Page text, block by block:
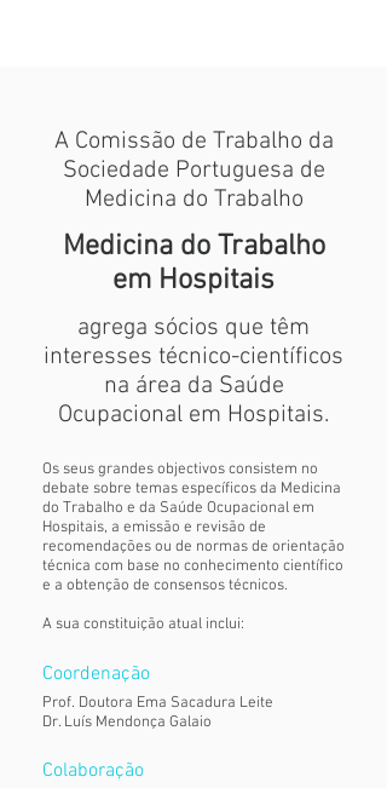
A Comissão de Trabalho da
Sociedade Portuguesa de
Medicina do Trabalho
Medicina do Trabalho
em Hospitais
agrega sócios que têm
interesses técnico-científicos
na área da Saúde
Ocupacional em Hospitais.
Os seus grandes objectivos consistem no
debate sobre temas específicos da Medicina
do Trabalho e da Saúde Ocupacional em
Hospitais, a emissão e revisão de
recomendações ou de normas de orientação
técnica com base no conhecimento científico
e a obtenção de consensos técnicos.
A sua constituição atual inclui:
Coordenação
Prof. Doutora Ema Sacadura Leite
Dr. Luís Mendonça Galaio
Colaboração